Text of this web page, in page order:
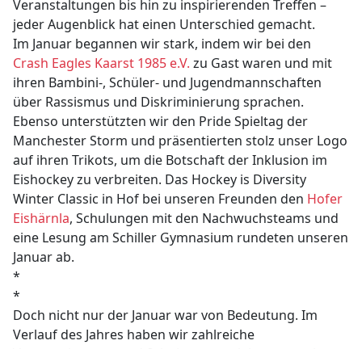
Veranstaltungen bis hin zu inspirierenden Treffen –
jeder Augenblick hat einen Unterschied gemacht.
Im Januar begannen wir stark, indem wir bei den
Crash Eagles Kaarst 1985 e.V. zu Gast waren und mit
ihren Bambini-, Schüler- und Jugendmannschaften
über Rassismus und Diskriminierung sprachen.
Ebenso unterstützten wir den Pride Spieltag der
Manchester Storm und präsentierten stolz unser Logo
auf ihren Trikots, um die Botschaft der Inklusion im
Eishockey zu verbreiten. Das Hockey is Diversity
Winter Classic in Hof bei unseren Freunden den Hofer
Eishärnla, Schulungen mit den Nachwuchsteams und
eine Lesung am Schiller Gymnasium rundeten unseren
Januar ab.
*
*
Doch nicht nur der Januar war von Bedeutung. Im
Verlauf des Jahres haben wir zahlreiche